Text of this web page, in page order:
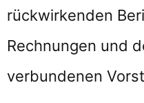
rückwirkenden
Rechnungen und
verbundenen